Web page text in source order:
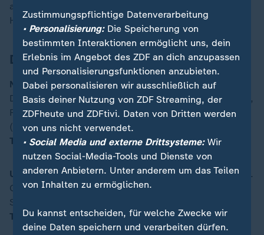
aufgrund des Bangens um Szalai aber längst in den
Hintergrund geraten.
Die Aufstellungen:
Niederlande:Verbruggen - Dumfries, van Hecke, van
Dijk, J. Timber (68. Hato) - Gravenberch (79. Wieffer),
F. de Jong (68. T. Koopmeiners), Reijnders - Malen
(84. Frimpong), Weghorst, Gakpo (79. Lang)
Trainer:Ronald Koeman
Ungarn:Dibusz - Balogh, Orban, M. Dardai - Nego (75.
Gera), Nikitscher, Schäfer (75. A. Nagy), Z. Nagy -
Sallai (80. Csoboth), Varga (60. Szabo), Szoboszlai
Trainer:Marco Rossi
Zustimmungspflichtige Datenverarbeitung
• Personalisierung:Die Speicherung von
bestimmten Interaktionen ermöglicht uns, dein
Erlebnis im Angebot des ZDF an dich anzupassen
und Personalisierungsfunktionen anzubieten.
Dabei personalisieren wir ausschließlich auf
Basis deiner Nutzung von ZDF Streaming, der
ZDFheute und ZDFtivi. Daten von Dritten werden
von uns nicht verwendet.
• Social Media und externe Drittsysteme:Wir
nutzen Social-Media-Tools und Dienste von
anderen Anbietern. Unter anderem um das Teilen
von Inhalten zu ermöglichen.
Du kannst entscheiden, für welche Zwecke wir
deine Daten speichern und verarbeiten dürfen.